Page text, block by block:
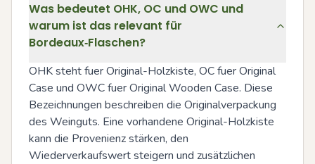
Was bedeutet OHK, OC und OWC und
warum ist das relevant für
Bordeaux‑Flaschen?
OHK steht fuer Original-Holzkiste, OC fuer Original
Case und OWC fuer Original Wooden Case. Diese
Bezeichnungen beschreiben die Originalverpackung
des Weinguts. Eine vorhandene Original-Holzkiste
kann die Provenienz stärken, den
Wiederverkaufswert steigern und zusätzlichen